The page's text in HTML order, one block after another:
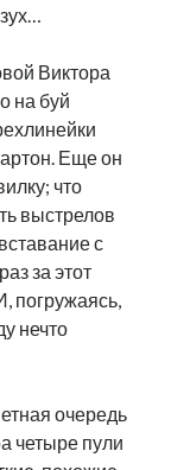
Виктора
на буй
Еще он
что
выстрелов
с
за этот
погружаясь,
нечто
очередь
четыре пули